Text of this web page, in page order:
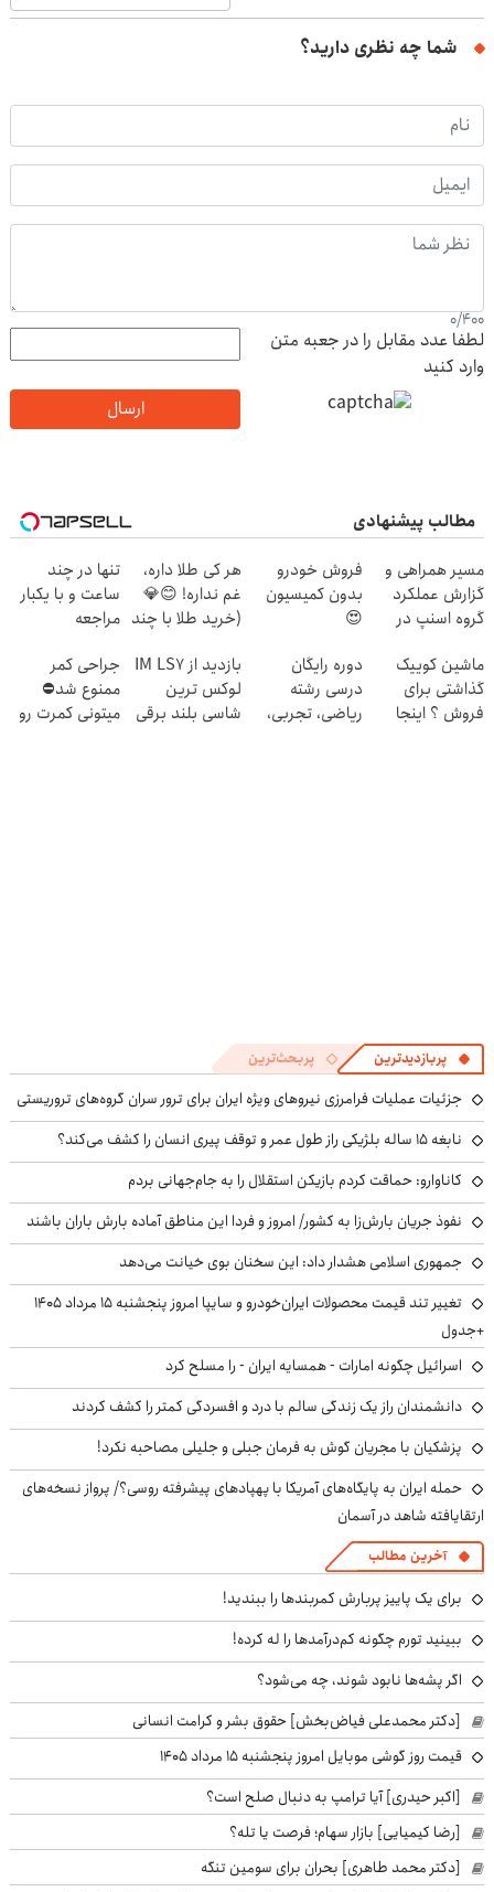
شما چه نظری دارید؟
0/400
لطفا عدد مقابل را در جعبه متن
وارد کنید
ارسال
مطالب پیشنهادی
مسیر همراهی و
گزارش عملکرد
گروه اسنپ در
فروش خودرو
بدون کمیسیون
😍
هر کی طلا داره،
غم نداره! 😊💎
(خرید طلا با چند
تنها در چند
ساعت و با یکبار
مراجعه
ماشین کوییک
گذاشتی برای
فروش ؟ اینجا
دوره رایگان
درسی رشته
ریاضی، تجربی،
بازدید از IM LS7
لوکس ترین
شاسی بلند برقی
جراحی کمر
ممنوع شد⛔
میتونی کمرت رو
پربازدیدترین پربحث‌ترین
جزئیات عملیات فرامرزی نیروهای ویژه ایران برای ترور سران گروه‌های تروریستی
نابغه ۱۵ ساله بلژیکی راز طول عمر و توقف پیری انسان را کشف می‌کند؟
کاناوارو: حماقت کردم بازیکن استقلال را به جام‌جهانی بردم
نفوذ جریان بارش‌زا به کشور/ امروز و فردا این مناطق آماده بارش باران باشند
جمهوری اسلامی هشدار داد: این سخنان بوی خیانت می‌دهد
تغییر تند قیمت محصولات ایران‌خودرو و سایپا امروز پنجشنبه ۱۵ مرداد ۱۴۰۵
+جدول
اسرائیل چگونه امارات - همسایه ایران - را مسلح کرد
دانشمندان راز یک زندگی سالم با درد و افسردگی کمتر را کشف کردند
پزشکیان با مجریان گوش به فرمان جبلی و جلیلی مصاحبه نکرد!
حمله ایران به پایگاه‌های آمریکا با پهپادهای پیشرفته روسی؟/ پرواز نسخه‌های
ارتقایافته شاهد در آسمان
آخرین مطالب
برای یک پاییز پربارش کمربندها را ببندید!
ببینید تورم چگونه کم‌درآمدها را له کرده!
اگر پشه‌ها نابود شوند، چه می‌شود؟
[دکتر محمدعلی فیاض‌بخش] حقوق بشر و کرامت انسانی
قیمت روز گوشی موبایل امروز پنجشنبه ۱۵ مرداد ۱۴۰۵
[اکبر حیدری] آیا ترامپ به دنبال صلح است؟
[رضا کیمیایی] بازار سهام؛ فرصت یا تله؟
[دکتر محمد طاهری] بحران برای سومین تنگه